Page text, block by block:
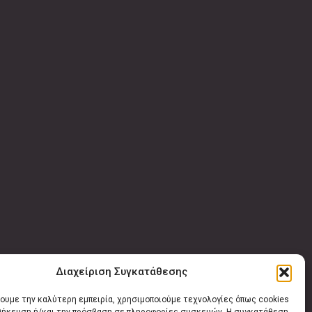
Διαχείριση Συγκατάθεσης
την καλύτερη εμπειρία, χρησιμοποιούμε τεχνολογίες όπως cookies